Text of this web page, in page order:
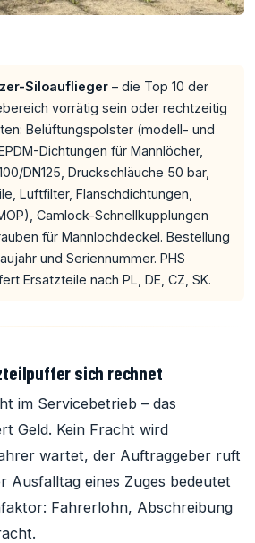
Siloauflieger– die Top 10 der
vorrätig sein oder rechtzeitig
Belüftungspolster (modell- und
Dichtungen für Mannlöcher,
DN125, Druckschläuche 50 bar,
Luftfilter, Flanschdichtungen,
Camlock-Schnellkupplungen
für Mannlochdeckel. Bestellung
und Seriennummer. PHS
Ersatzteile nach PL, DE, CZ, SK.
sich rechnet
im Servicebetrieb – das
Geld. Kein Fracht wird
wartet, der Auftraggeber ruft
Ausfalltag eines Zuges bedeutet
Fahrerlohn, Abschreibung